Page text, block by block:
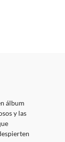
álbum
y las